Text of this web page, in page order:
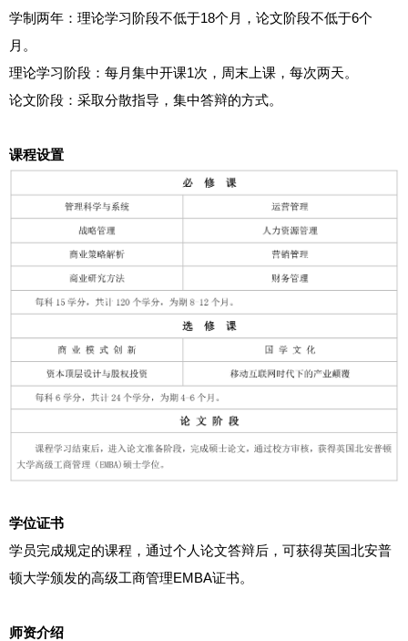
学制两年：理论学习阶段不低于18个月，论文阶段不低于6个
月。
理论学习阶段：每月集中开课1次，周末上课，每次两天。
论文阶段：采取分散指导，集中答辩的方式。
课程设置
学位证书
学员完成规定的课程，通过个人论文答辩后，可获得英国北安普
顿大学颁发的高级工商管理EMBA证书。
师资介绍